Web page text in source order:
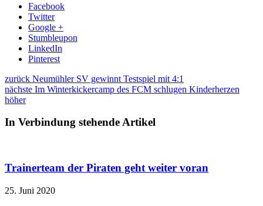
Facebook
Twitter
Google +
Stumbleupon
LinkedIn
Pinterest
zurück Neumühler SV gewinnt Testspiel mit 4:1
nächste Im Winterkickercamp des FCM schlugen Kinderherzen
höher
In Verbindung stehende Artikel
Trainerteam der Piraten geht weiter voran
25. Juni 2020